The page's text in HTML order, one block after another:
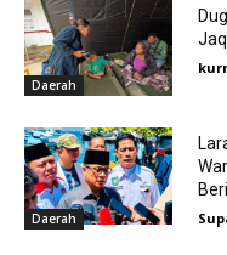
Daerah
Daerah